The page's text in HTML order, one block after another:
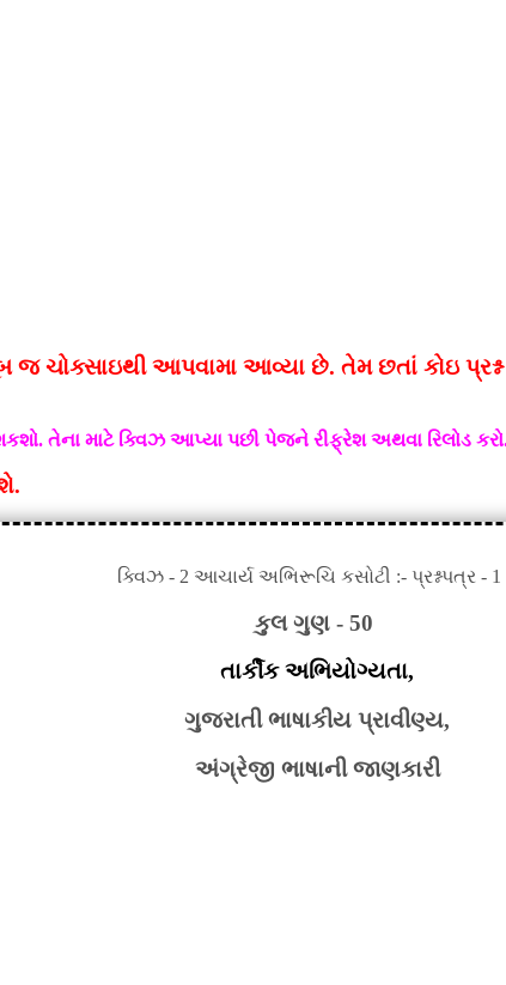
ચોક્સાઇથી આપવામા આવ્યા છે. તેમ છતાં કોઇ
તેના માટે ક્વિઝ આપ્યા પછી પેજને રીફ્રેશ અથવા રિલોડ
ક્વિઝ - 2 આચાર્ય અભિરૂચિ કસોટી :- પ્રશ્નપત્ર - 1
કુલ ગુણ - 50
તાર્કીક અભિયોગ્યતા,
ગુજરાતી ભાષાકીય પ્રાવીણ્ય,
અંગ્રેજી ભાષાની જાણકારી